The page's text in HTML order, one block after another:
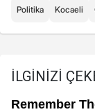
Politika Kocaeli